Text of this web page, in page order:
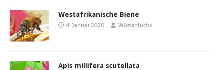
Westafrikanische Biene
4. Januar 2020 Wüstenfuchs
Apis millifera scutellata